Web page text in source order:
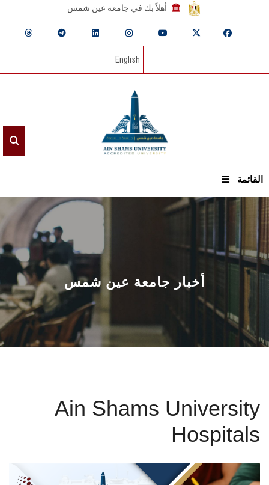
أهلاً بك في جامعة عين شمس
English
القائمة
الرئيسيـة
عن الجامعة
القطاعـات
الشئون الأكاديمية
البحث العلمي
المراكز والوحدات
الإعلام
أخبار جامعة عين شمس
Ain Shams University
Hospitals